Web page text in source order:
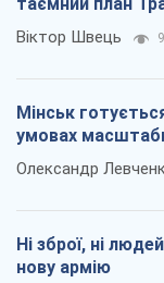
Віктор Швець
Мінськ
умовах
Олександр
Ні зброї, ні
нову армію